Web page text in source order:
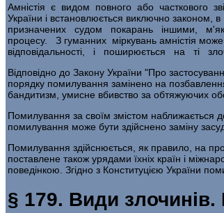
Амністія є видом повного або часткового
України і встановлюється виключно
призначених судом покарань ін­шими,
процесу. З гуманних мір­кувань амністія
відповідальності, і поши­рюється на ті
Відповідно до Закону України "Про
порядку помилування замінено на
бандитизм, умис­не вбивство за обтяжуючих
Помилування за своїм змістом наближається
помилування може бути здійснено заміну
Помилування здійснюється, як правило, на
поставлене також урядами їхніх країн і
поведінкою. Згідно з Конституцією України
§ 179. Види злочинів.